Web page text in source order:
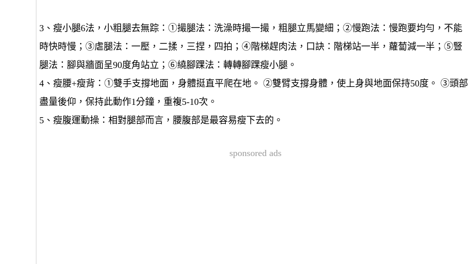
3、瘦小腿6法，小粗腿去無踪：①撮腿法：洗澡時撮一撮，粗腿立馬變細；②慢跑法：慢跑要均勻，不能
時快時慢；③虐腿法：一壓，二揉，三捏，四拍；④階梯趕肉法，口訣：階梯站一半，蘿蔔減一半；⑤豎
腿法：腳與牆面呈90度角站立；⑥繞腳踝法：轉轉腳踝瘦小腿。
4、瘦腰+瘦背：①雙手支撐地面，身體挺直平爬在地。 ②雙臂支撐身體，使上身與地面保持50度。 ③頭部
盡量後仰，保持此動作1分鐘，重複5-10次。
5、瘦腹運動操：相對腿部而言，腰腹部是最容易瘦下去的。
sponsored ads